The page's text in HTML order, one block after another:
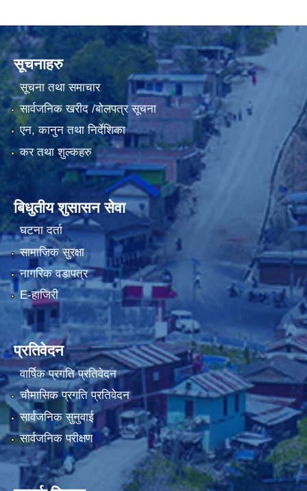
सूचनाहरु
सूचना तथा समाचार
सार्वजनिक खरीद /बोलपत्र सूचना
एन, कानुन तथा निर्देशिका
कर तथा शुल्कहरु
बिधुतीय शुसासन सेवा
घटना दर्ता
सामाजिक सुरक्षा
नागरिक वडापत्र
E-हाजिरी
प्रतिवेदन
वार्षिक प्रगति प्रतिवेदन
चौमासिक प्रगति प्रतिवेदन
सार्वजनिक सुनुवाई
सार्वजनिक परीक्षण